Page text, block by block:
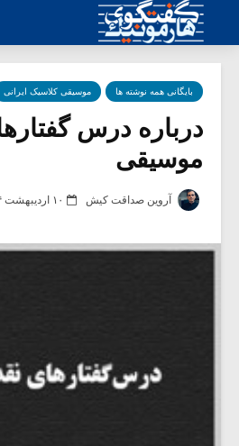
بایگانی همه نوشته ها موسیقی کلاسیک ایرانی
درباره درس
موسیقی
آروین صداقت کیش ۱۰ اردیبهشت ۱۳۹۴